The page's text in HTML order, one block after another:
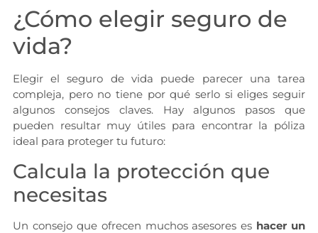
¿Cómo elegir seguro de
vida?
Elegir el seguro de vida puede parecer una tarea
compleja, pero no tiene por qué serlo si eliges seguir
algunos consejos claves. Hay algunos pasos que
pueden resultar muy útiles para encontrar la póliza
ideal para proteger tu futuro:
Calcula la protección que
necesitas
Un consejo que ofrecen muchos asesores es hacer un